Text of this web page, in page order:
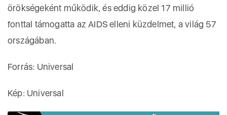
örökségeként működik, és eddig közel 17 millió
fonttal támogatta az AIDS elleni küzdelmet, a világ 57
országában.
Forrás: Universal
Kép: Universal